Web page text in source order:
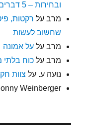
ובחירות – 5 דברים שחשוב לעשות
מרב על
שחשוב לעשות
מרב עלעל אמונה
מרב עלכוח בלתי
נועה ע. על צוות
Weinberger